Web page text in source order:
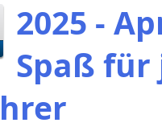
2025 -
Spaß